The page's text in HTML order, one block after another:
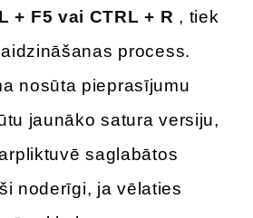
+ F5 vai CTRL + R , tiek
process.
nosūta pieprasījumu
jaunāko satura versiju,
saglabātos
noderīgi, ja vēlaties